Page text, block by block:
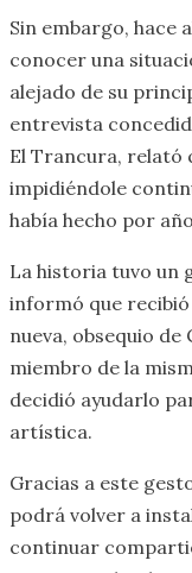
Sin embargo, hace
conocer una
alejado de su
entrevista
El Trancura, relató
impidiéndole
había hecho por
La historia tuvo un
informó que
nueva, obsequio
miembro de la
decidió ayudarlo
artística.
Gracias a este
podrá volver a
continuar